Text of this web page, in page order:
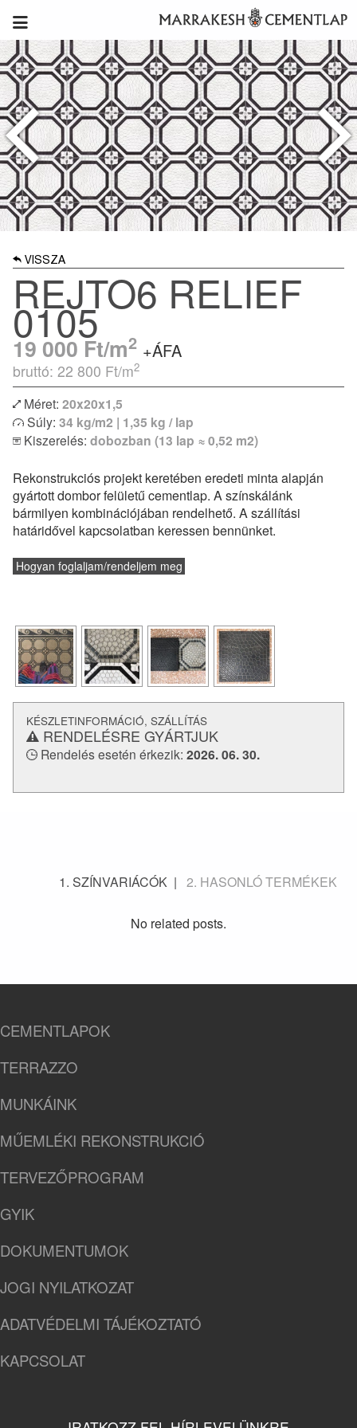
VISSZA
REJTO6 RELIEF
0105
19 000 Ft/m2 +ÁFA
bruttó: 22 800 Ft/m2
Méret: 20x20x1,5
Súly: 34 kg/m2 | 1,35 kg / lap
Kiszerelés: dobozban (13 lap ≈ 0,52 m2)
Rekonstrukciós projekt keretében eredeti minta alapján
gyártott dombor felületű cementlap. A színskálánk
bármilyen kombinációjában rendelhető. A szállítási
határidővel kapcsolatban keressen bennünket.
Hogyan foglaljam/rendeljem meg
Egyszínű vagy bordűr lapokkal kombinálva izgalmas
egyedi kombinációk is megvalósíthatóak. Modern lakások
vagy klasszikus polgári otthonok hidegburkolataként
kombinálható, de konyhapultokhoz vagy fürdőszobák
falburkolatként is alkalmazható.
Vásárlás előtt feltétlenül tájékozódj a
lerakásról
és a
KÉSZLETINFORMÁCIÓ, SZÁLLÍTÁS
RENDELÉSRE GYÁRTJUK
Rendelés esetén érkezik: 2026. 06. 30.
SZÍNVARIÁCÓK HASONLÓ TERMÉKEK
No related posts.
CEMENTLAPOK
TERRAZZO
MUNKÁINK
MŰEMLÉKI REKONSTRUKCIÓ
TERVEZŐPROGRAM
GYIK
DOKUMENTUMOK
JOGI NYILATKOZAT
ADATVÉDELMI TÁJÉKOZTATÓ
KAPCSOLAT